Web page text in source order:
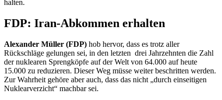
halten.
FDP: Iran-Abkommen erhalten
Alexander Müller (FDP) hob hervor, dass es trotz aller
Rückschläge gelungen sei, in den letzten drei Jahrzehnten die Zahl
der nuklearen Sprengköpfe auf der Welt von 64.000 auf heute
15.000 zu reduzieren. Dieser Weg müsse weiter beschritten werden.
Zur Wahrheit gehöre aber auch, dass das nicht „durch einseitigen
Nuklearverzicht“ machbar sei.